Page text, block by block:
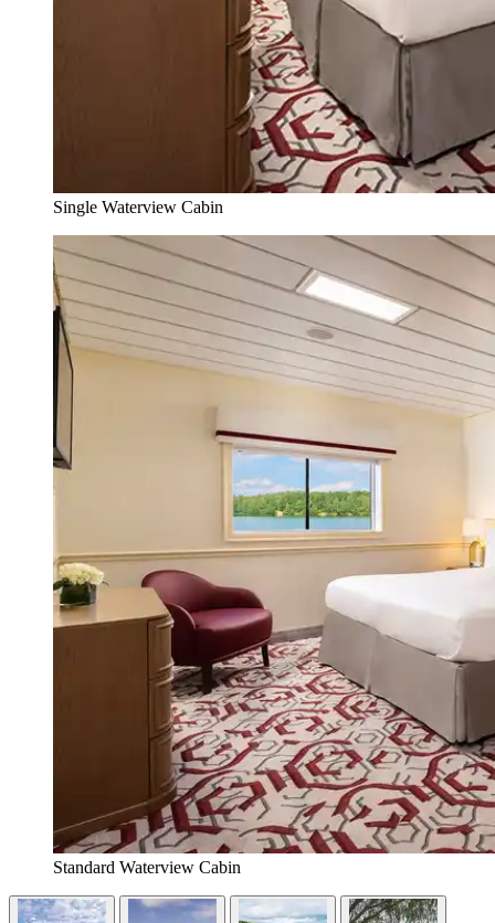
Single Waterview Cabin
Standard Waterview Cabin